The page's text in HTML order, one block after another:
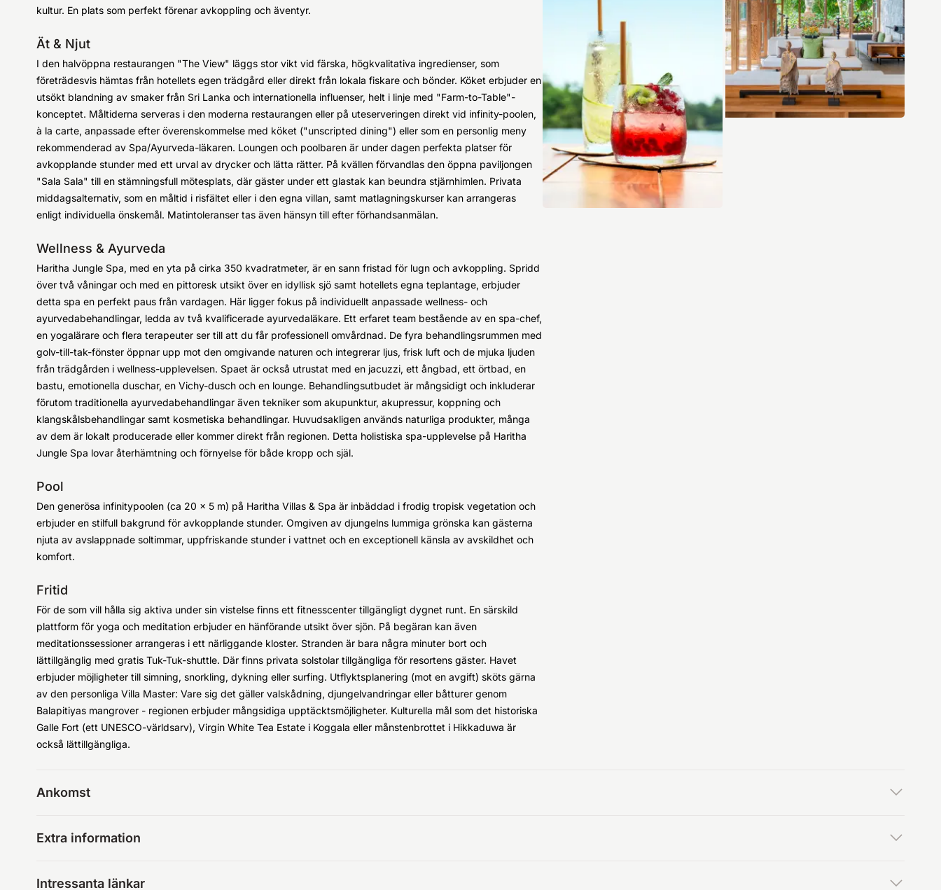
kultur. En plats som perfekt förenar avkoppling och äventyr.
Ät & Njut
I den halvöppna restaurangen "The View" läggs stor vikt vid färska, högkvalitativa ingredienser, som
företrädesvis hämtas från hotellets egen trädgård eller direkt från lokala fiskare och bönder. Köket erbjuder en
utsökt blandning av smaker från Sri Lanka och internationella influenser, helt i linje med "Farm-to-Table"-
konceptet. Måltiderna serveras i den moderna restaurangen eller på uteserveringen direkt vid infinity-poolen,
à la carte, anpassade efter överenskommelse med köket ("unscripted dining") eller som en personlig meny
rekommenderad av Spa/Ayurveda-läkaren. Loungen och poolbaren är under dagen perfekta platser för
avkopplande stunder med ett urval av drycker och lätta rätter. På kvällen förvandlas den öppna paviljongen
"Sala Sala" till en stämningsfull mötesplats, där gäster under ett glastak kan beundra stjärnhimlen. Privata
middagsalternativ, som en måltid i risfältet eller i den egna villan, samt matlagningskurser kan arrangeras
enligt individuella önskemål. Matintoleranser tas även hänsyn till efter förhandsanmälan.
Wellness & Ayurveda
Haritha Jungle Spa, med en yta på cirka 350 kvadratmeter, är en sann fristad för lugn och avkoppling. Spridd
över två våningar och med en pittoresk utsikt över en idyllisk sjö samt hotellets egna teplantage, erbjuder
detta spa en perfekt paus från vardagen. Här ligger fokus på individuellt anpassade wellness- och
ayurvedabehandlingar, ledda av två kvalificerade ayurvedaläkare. Ett erfaret team bestående av en spa-chef,
en yogalärare och flera terapeuter ser till att du får professionell omvårdnad. De fyra behandlingsrummen med
golv-till-tak-fönster öppnar upp mot den omgivande naturen och integrerar ljus, frisk luft och de mjuka ljuden
från trädgården i wellness-upplevelsen. Spaet är också utrustat med en jacuzzi, ett ångbad, ett örtbad, en
bastu, emotionella duschar, en Vichy-dusch och en lounge. Behandlingsutbudet är mångsidigt och inkluderar
förutom traditionella ayurvedabehandlingar även tekniker som akupunktur, akupressur, koppning och
klangskålsbehandlingar samt kosmetiska behandlingar. Huvudsakligen används naturliga produkter, många
av dem är lokalt producerade eller kommer direkt från regionen. Detta holistiska spa-upplevelse på Haritha
Jungle Spa lovar återhämtning och förnyelse för både kropp och själ.
Pool
Den generösa infinitypoolen (ca 20 x 5 m) på Haritha Villas & Spa är inbäddad i frodig tropisk vegetation och
erbjuder en stilfull bakgrund för avkopplande stunder. Omgiven av djungelns lummiga grönska kan gästerna
njuta av avslappnade soltimmar, uppfriskande stunder i vattnet och en exceptionell känsla av avskildhet och
komfort.
Fritid
För de som vill hålla sig aktiva under sin vistelse finns ett fitnesscenter tillgängligt dygnet runt. En särskild
plattform för yoga och meditation erbjuder en hänförande utsikt över sjön. På begäran kan även
meditationssessioner arrangeras i ett närliggande kloster. Stranden är bara några minuter bort och
lättillgänglig med gratis Tuk-Tuk-shuttle. Där finns privata solstolar tillgängliga för resortens gäster. Havet
erbjuder möjligheter till simning, snorkling, dykning eller surfing. Utflyktsplanering (mot en avgift) sköts gärna
av den personliga Villa Master: Vare sig det gäller valskådning, djungelvandringar eller båtturer genom
Balapitiyas mangrover - regionen erbjuder mångsidiga upptäcktsmöjligheter. Kulturella mål som det historiska
Galle Fort (ett UNESCO-världsarv), Virgin White Tea Estate i Koggala eller månstenbrottet i Hikkaduwa är
också lättillgängliga.
Ankomst
Extra information
Intressanta länkar